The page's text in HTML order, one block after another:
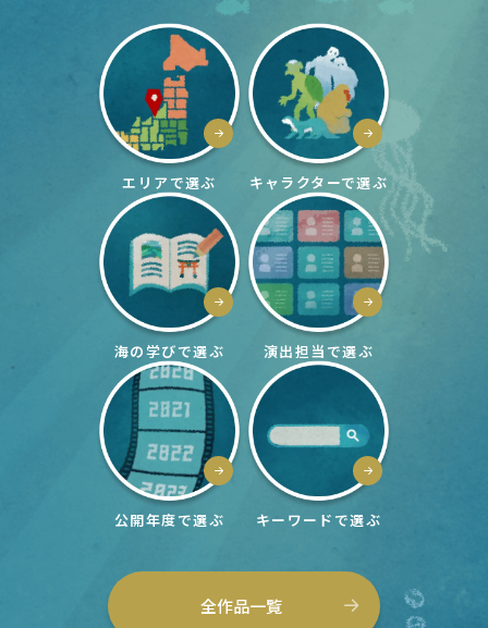
エリア で選ぶ キャラクターで選ぶ
海の学びで選ぶ 演出担当 で選ぶ
公開年度で選ぶ キーワード で選ぶ
全作品一覧